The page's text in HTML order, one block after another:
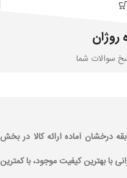
روژان
سوالات شما
درخشان آماده ارائه کالا در بخش
با بهترین کیفیت موجود، با کمترین